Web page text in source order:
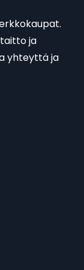
ja
yhteyttä ja